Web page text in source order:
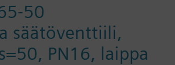
50
säätöventtiili,
PN16, laippa